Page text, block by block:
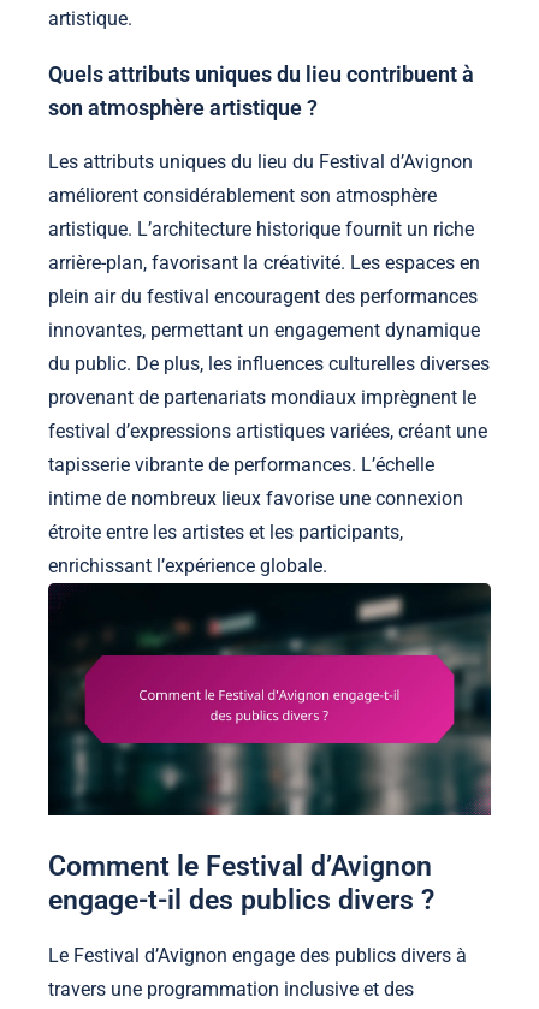
artistique.
Quels attributs uniques du lieu contribuent à
son atmosphère artistique ?
Les attributs uniques du lieu du Festival d’Avignon
améliorent considérablement son atmosphère
artistique. L’architecture historique fournit un riche
arrière-plan, favorisant la créativité. Les espaces en
plein air du festival encouragent des performances
innovantes, permettant un engagement dynamique
du public. De plus, les influences culturelles diverses
provenant de partenariats mondiaux imprègnent le
festival d’expressions artistiques variées, créant une
tapisserie vibrante de performances. L’échelle
intime de nombreux lieux favorise une connexion
étroite entre les artistes et les participants,
enrichissant l’expérience globale.
Comment le Festival d’Avignon
engage-t-il des publics divers ?
Le Festival d’Avignon engage des publics divers à
travers une programmation inclusive et des